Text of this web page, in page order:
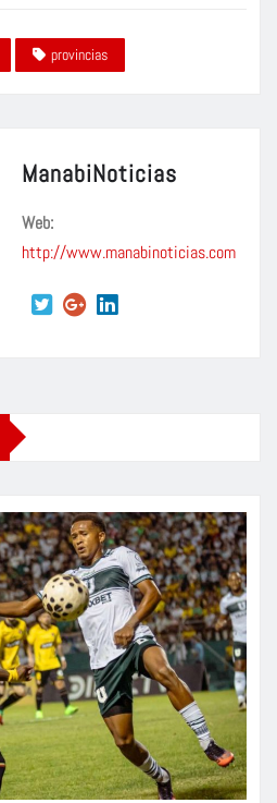
provincias
ManabiNoticias
Web:
http://www.manabinoticias.com